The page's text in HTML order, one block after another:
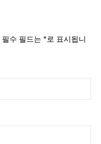
필수 필드는 *로 표시됩니